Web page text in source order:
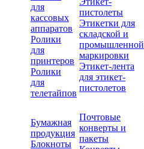
для
кассовых
аппаратов
Ролики
для
принтеров
Ролики
для
телетайпов
пистолеты
Этикетки для
складской и
промышленной
маркировки
Этикет-лента
для этикет-
пистолетов
Бумажная
продукция
Блокноты
Почтовые
конверты и
пакеты